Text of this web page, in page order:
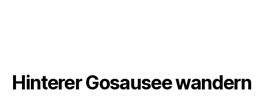
Hinterer Gosausee wandern